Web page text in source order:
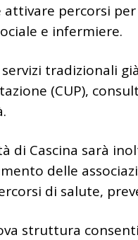
percorsi
e infermiere.
tradizionali
(CUP),
di Cascina sarà
delle
di salute,
struttura